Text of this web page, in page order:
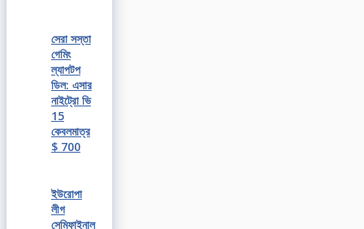
সেরা সস্তা
গেমিং
ল্যাপটপ
ডিল: এসার
নাইট্রো ভি
15
কেবলমাত্র
$ 700
ইউরোপা
লীগ
সেমিফাইনাল